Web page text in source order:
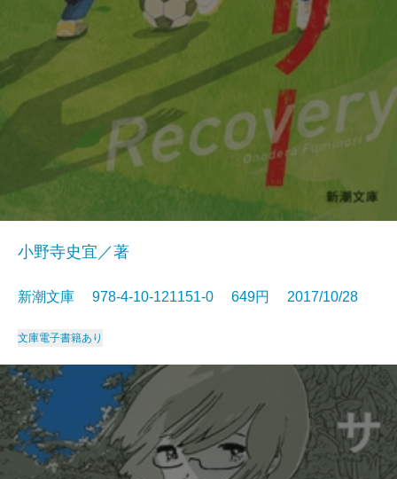
小野寺史宜／著
新潮文庫 978-4-10-121151-0 649円 2017/10/28
文庫電子書籍あり